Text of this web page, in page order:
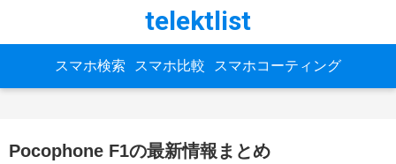
telektlist
スマホ検索 スマホ比較 スマホコーティング
Pocophone F1の最新情報まとめ